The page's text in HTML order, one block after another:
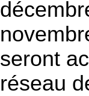
seront
réseau